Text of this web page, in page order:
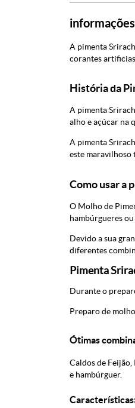
A pimenta
corantes artificias.
História da
A pimenta
alho e açúcar na
A pimenta
este maravilhoso
Como usar a
O Molho de
hambúrgueres
Devido a sua
diferentes
Pimenta
Durante o
Preparo de
Ótimas
Caldos de
e hambúrguer.
Características